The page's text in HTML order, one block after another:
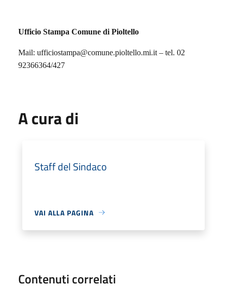
Ufficio Stampa Comune di Pioltello
Mail: ufficiostampa@comune.pioltello.mi.it – tel. 02
92366364/427
A cura di
Staff del Sindaco
VAI ALLA PAGINA
Contenuti correlati